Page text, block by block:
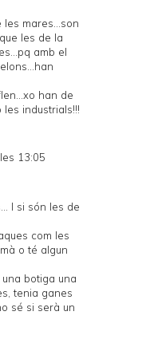
mares...son
les de la
amb el
han de
industrials!!!
13:05
I si són les de
com les
o té algun
botiga una
tenia ganes
sé si serà un